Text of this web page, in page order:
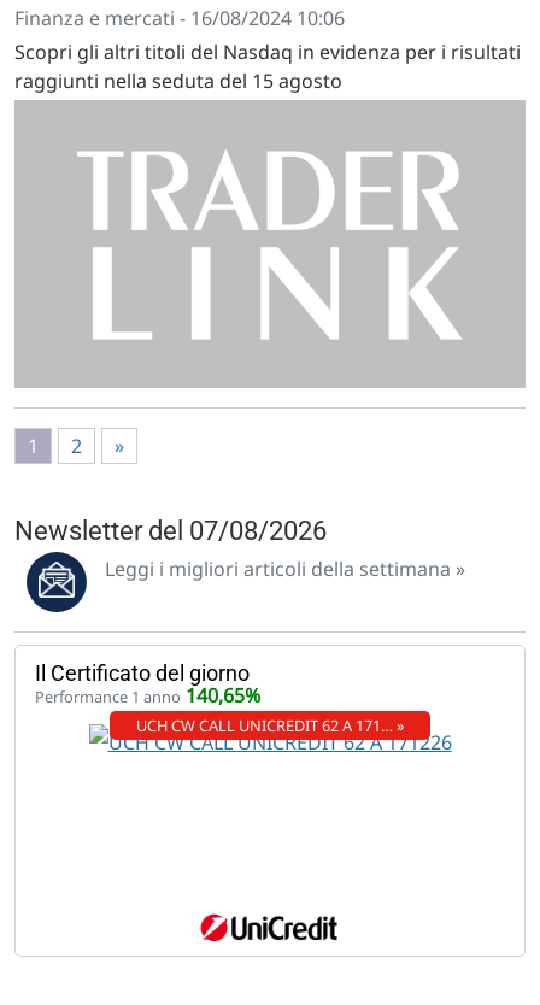
Finanza e mercati - 16/08/2024 10:06
Scopri gli altri titoli del Nasdaq in evidenza per i risultati
raggiunti nella seduta del 15 agosto
1 2 »
Newsletter del 07/08/2026
Leggi i migliori articoli della settimana »
Il Certificato del giorno
Performance 1 anno 140,65%
UCH CW CALL UNICREDIT 62 A 171… »